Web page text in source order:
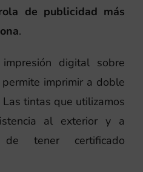
de publicidad más
.
digital sobre
imprimir a doble
tintas que utilizamos
al exterior y a
de tener certificado